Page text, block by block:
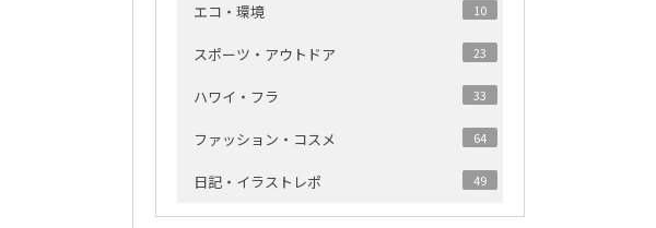
エコ・環境 10
スポーツ・アウトドア 23
ハワイ・フラ 33
ファッション・コスメ 64
日記・イラストレポ 49